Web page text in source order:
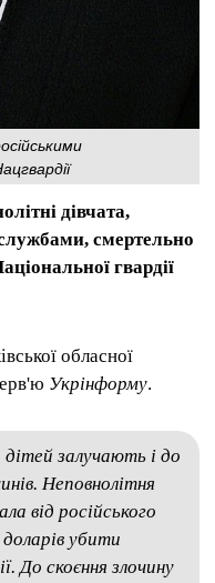
дівчата,
смертельно
гвардії
обласної
Укрінформу.
залучають і до
Неповнолітня
від російського
убити
До скоєння злочину